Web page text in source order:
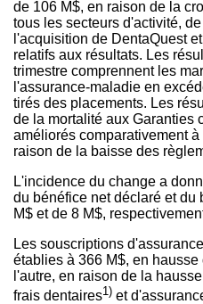
de 106 M$, en raison de la
tous les secteurs d'activité,
l'acquisition de DentaQuest
relatifs aux résultats. Les
trimestre comprennent les
l'assurance-maladie en
tirés des placements. Les
de la mortalité aux Garanties
améliorés comparativement
raison de la baisse des
L'incidence du change a
du bénéfice net déclaré et du
M$ et de 8 M$,
Les souscriptions
établies à 366 M$, en
l'autre, en raison de la
frais dentaires1) et